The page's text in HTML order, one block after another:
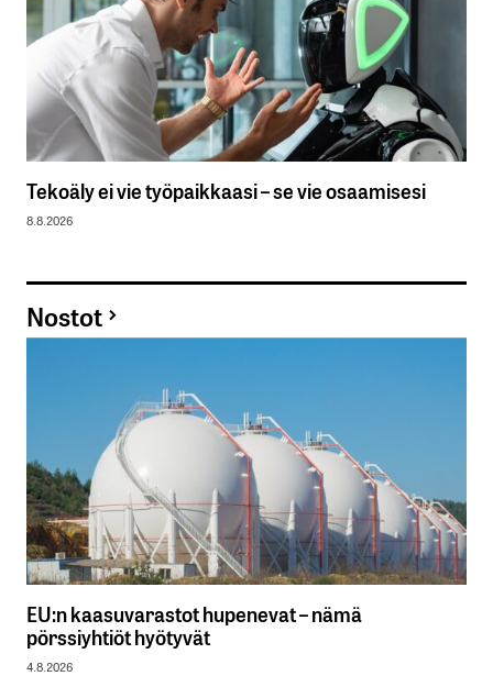
Tekoäly ei vie työpaikkaasi – se vie osaamisesi
8.8.2026
Nostot
EU:n kaasuvarastot hupenevat – nämä
pörssiyhtiöt hyötyvät
4.8.2026